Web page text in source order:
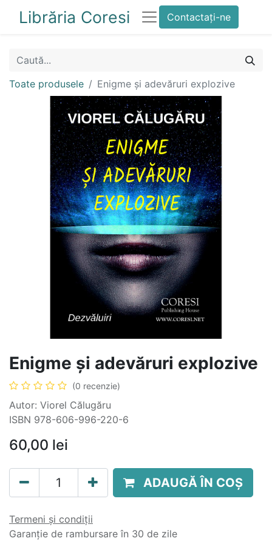
Librăria Coresi Contactați-ne
Toate produsele Enigme și adevăruri explozive
Enigme și adevăruri explozive
(0 recenzie)
Autor: Viorel Călugăru
ISBN 978-606-996-220-6
60,00 lei
ADAUGĂ ÎN COȘ
Termeni și condiții
Garanție de rambursare în 30 de zile